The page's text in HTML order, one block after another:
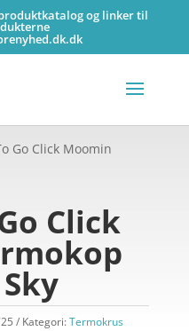
produktkatalog og linker til
Go Click Moomin
Click
Kategori:Termokrus